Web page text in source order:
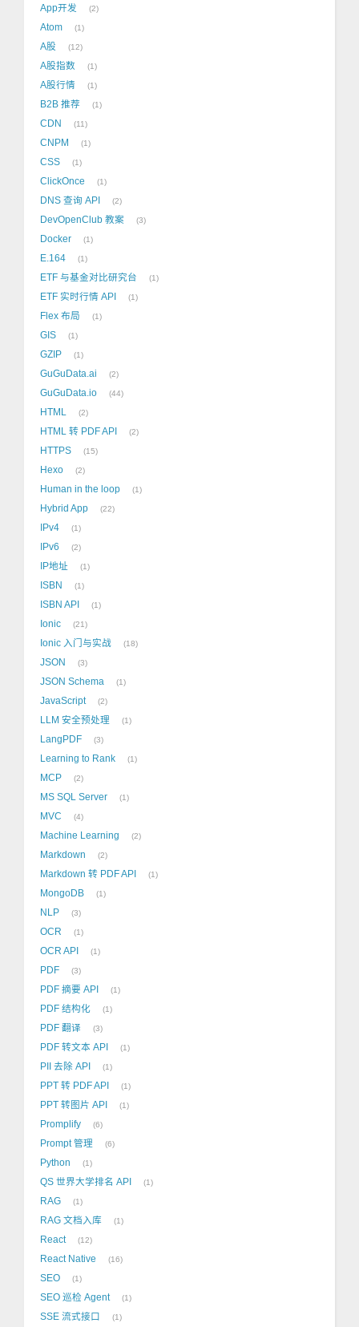
App开发 2
Atom 1
A股 12
A股指数 1
A股行情 1
B2B 推荐 1
CDN 11
CNPM 1
CSS 1
ClickOnce 1
DNS 查询 API 2
DevOpenClub 教案 3
Docker 1
E.164 1
ETF 与基金对比研究台 1
ETF 实时行情 API 1
Flex 布局 1
GIS 1
GZIP 1
GuGuData.ai 2
GuGuData.io 44
HTML 2
HTML 转 PDF API 2
HTTPS 15
Hexo 2
Human in the loop 1
Hybrid App 22
IPv4 1
IPv6 2
IP地址 1
ISBN 1
ISBN API 1
Ionic 21
Ionic 入门与实战 18
JSON 3
JSON Schema 1
JavaScript 2
LLM 安全预处理 1
LangPDF 3
Learning to Rank 1
MCP 2
MS SQL Server 1
MVC 4
Machine Learning 2
Markdown 2
Markdown 转 PDF API 1
MongoDB 1
NLP 3
OCR 1
OCR API 1
PDF 3
PDF 摘要 API 1
PDF 结构化 1
PDF 翻译 3
PDF 转文本 API 1
PII 去除 API 1
PPT 转 PDF API 1
PPT 转图片 API 1
Promplify 6
Prompt 管理 6
Python 1
QS 世界大学排名 API 1
RAG 1
RAG 文档入库 1
React 12
React Native 16
SEO 1
SEO 巡检 Agent 1
SSE 流式接口 1